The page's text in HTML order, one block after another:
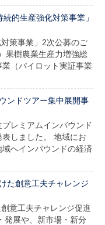
的生産強化対策事業」
策事業」2次公募のご
果樹農業生産力増強総
（パイロット実証事業
ンドツアー集中展開事
レミアムインバウンド
しました。 地域にお
へインバウンドの経済
た創意工夫チャレンジ
意工夫チャレンジ促進
発展や、新市場・新分